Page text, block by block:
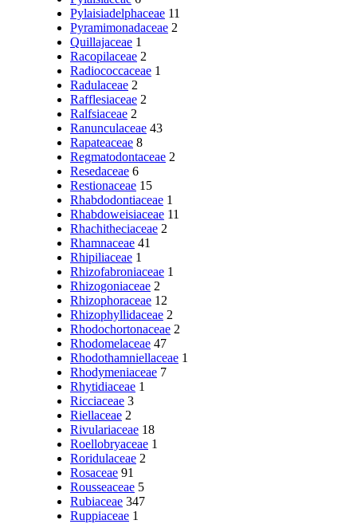
Pylaisiadelphaceae 11
Pyramimonadaceae 2
Quillajaceae 1
Racopilaceae 2
Radiococcaceae 1
Radulaceae 2
Rafflesiaceae 2
Ralfsiaceae 2
Ranunculaceae 43
Rapateaceae 8
Regmatodontaceae 2
Resedaceae 6
Restionaceae 15
Rhabdodontiaceae 1
Rhabdoweisiaceae 11
Rhachitheciaceae 2
Rhamnaceae 41
Rhipiliaceae 1
Rhizofabroniaceae 1
Rhizogoniaceae 2
Rhizophoraceae 12
Rhizophyllidaceae 2
Rhodochortonaceae 2
Rhodomelaceae 47
Rhodothamniellaceae 1
Rhodymeniaceae 7
Rhytidiaceae 1
Ricciaceae 3
Riellaceae 2
Rivulariaceae 18
Roellobryaceae 1
Roridulaceae 2
Rosaceae 91
Rousseaceae 5
Rubiaceae 347
Ruppiaceae 1